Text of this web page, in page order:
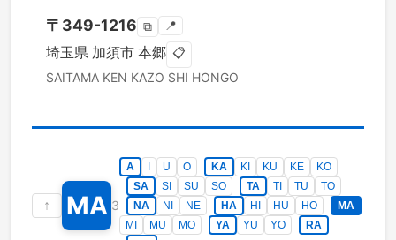
〒 349-1216 ⧉ 📍
埼玉県 加須市 本郷 📋
SAITAMA KEN KAZO SHI HONGO
↑ MA 3
A U O KA KI KU KE
KO
SA
SI SU SO TA TI TU
TO
NA
NI NE HA HI HU HO
MA
MI
MU MO YA YU YO
RA